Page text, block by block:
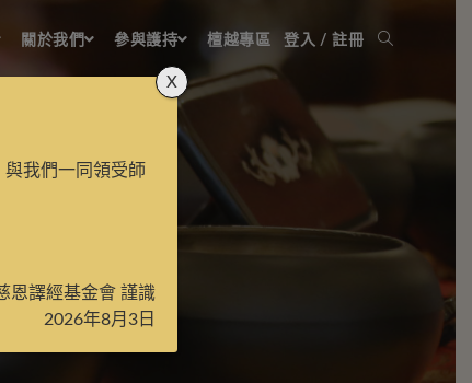
關於我們 參與護持 檀越專區 登入 / 註冊
我們一同領受師
恩譯經基金會 謹識
2026年8月3日
X